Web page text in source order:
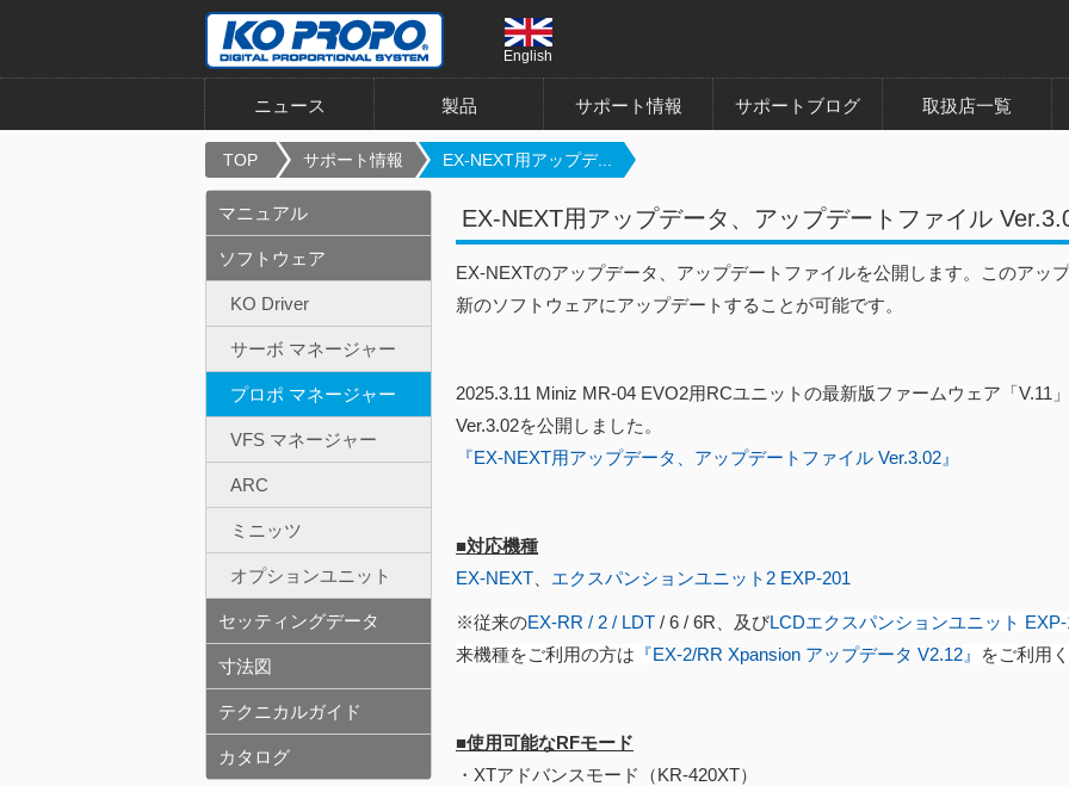
English
ニュース 製品 サポート情報 サポートブログ 取扱店一覧
TOP サポート情報 EX-NEXT用アップデ...
EX-NEXT用アップデータ、アップデートファイル
EX-NEXTのアップデータ、アップデートファイルを公開します。このアッ
新のソフトウェアにアップデートすることが可能です。
2025.3.11 Miniz MR-04 EVO2用RCユニットの最新版ファームウェア「V.11
Ver.3.02を公開しました。
『EX-NEXT用アップデータ、アップデートファイル Ver.3.02』
■対応機種
EX-NEXT
エクスパンションユニット2 EXP-201
※従来のEX-RR / 2 / LDT / 6 / 6R、及びLCDエクスパンションユニット
来機種をご利用の方は 『EX-2/RR Xpansion アップデータ V2.12​ 』 をご利用
■使用可能なRFモード
・XTアドバンスモード（KR-420XT）
マニュアル
ソフトウェア
KO Driver
サーボ マネージャー
プロポ マネージャー
VFS マネージャー
ARC
ミニッツ
オプションユニット
セッティングデータ
寸法図
テクニカルガイド
カタログ